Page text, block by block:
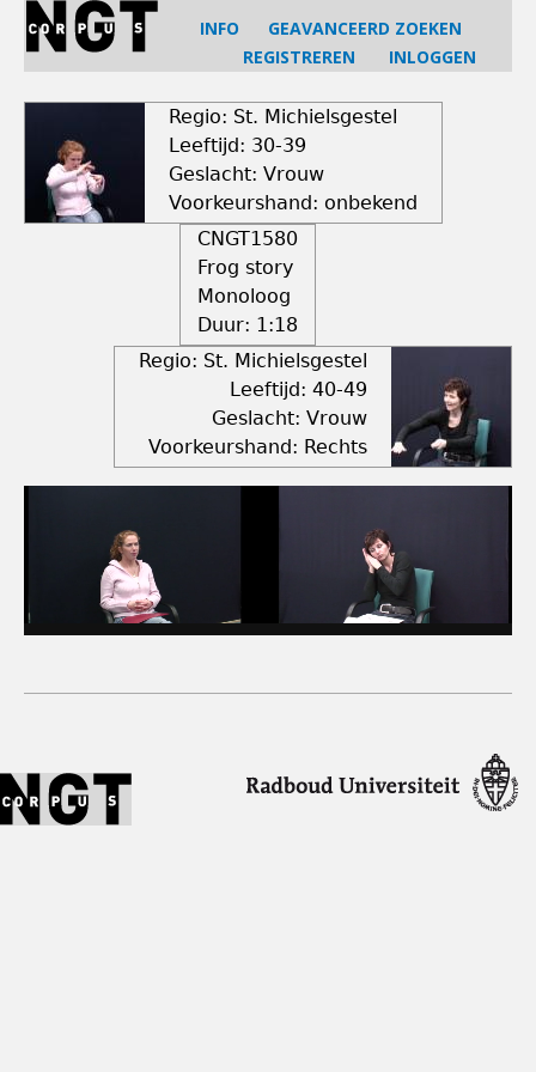
Jump
navigation
INFO
GEAVANCEERD ZOEKEN
REGISTREREN
INLOGGEN
Regio: St. Michielsgestel
Leeftijd: 30-39
Geslacht: Vrouw
Voorkeurshand: onbekend
CNGT1580
Frog story
Monoloog
Duur: 1:18
Regio: St. Michielsgestel
Leeftijd: 40-49
Geslacht: Vrouw
Voorkeurshand: Rechts